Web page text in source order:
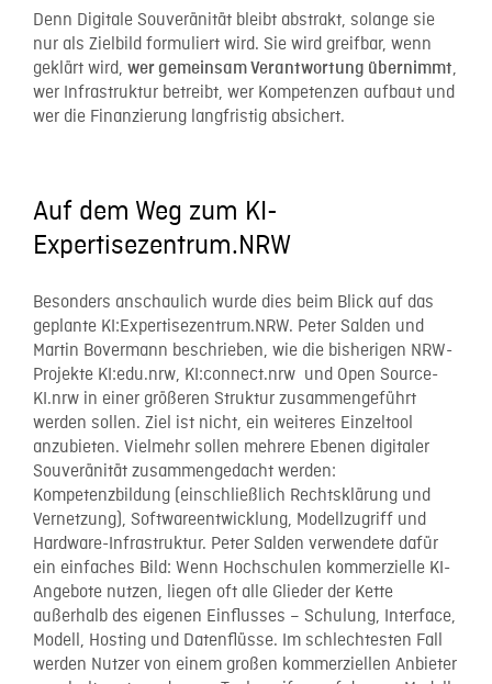
Denn Digitale Souveränität bleibt abstrakt, solange sie
nur als Zielbild formuliert wird. Sie wird greifbar, wenn
geklärt wird, wer gemeinsam Verantwortung übernimmt,
wer Infrastruktur betreibt, wer Kompetenzen aufbaut und
wer die Finanzierung langfristig absichert.
Auf dem Weg zum KI-
Expertisezentrum.NRW
Besonders anschaulich wurde dies beim Blick auf das
geplante KI:Expertisezentrum.NRW. Peter Salden und
Martin Bovermann beschrieben, wie die bisherigen NRW-
Projekte KI:edu.nrw, KI:connect.nrw und Open Source-
KI.nrw in einer größeren Struktur zusammengeführt
werden sollen. Ziel ist nicht, ein weiteres Einzeltool
anzubieten. Vielmehr sollen mehrere Ebenen digitaler
Souveränität zusammengedacht werden:
Kompetenzbildung (einschließlich Rechtsklärung und
Vernetzung), Softwareentwicklung, Modellzugriff und
Hardware-Infrastruktur. Peter Salden verwendete dafür
ein einfaches Bild: Wenn Hochschulen kommerzielle KI-
Angebote nutzen, liegen oft alle Glieder der Kette
außerhalb des eigenen Einflusses – Schulung, Interface,
Modell, Hosting und Datenflüsse. Im schlechtesten Fall
werden Nutzer von einem großen kommerziellen Anbieter